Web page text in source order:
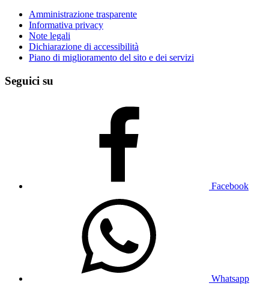
Amministrazione trasparente
Informativa privacy
Note legali
Dichiarazione di accessibilità
Piano di miglioramento del sito e dei servizi
Seguici su
Facebook
Whatsapp